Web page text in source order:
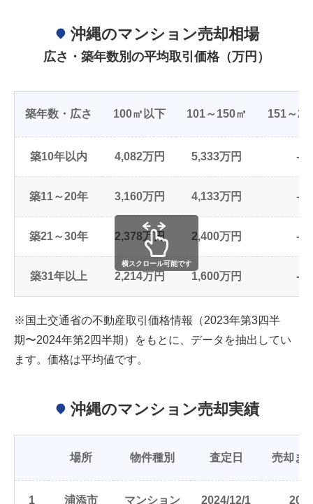
沖縄のマンション売却相場
広さ・築年数別の平均取引価格（万円）
築年数・広さ 100㎡以下 101～150㎡ 151～
築10年以内 4,082万円 5,333万円 -
築11～20年 3,160万円 4,133万円 -
築21～30年 2,378万円 2,400万円 -
築31年以上 2,214万円 1,600万円 -
横スクロール可能です
※国土交通省の不動産取引価格情報（2023年第3四半
期〜2024年第2四半期）をもとに、データを抽出してい
ます。価格は平均値です。
沖縄のマンション売却実績
場所 物件種別 査定日 売却ま
1 浦添市 マンション 2024/12/1